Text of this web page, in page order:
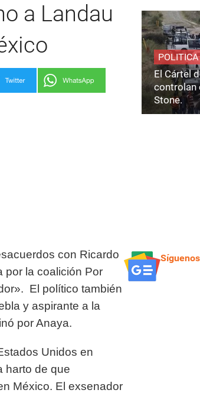
a Landau
con Ricardo
por la coalición Por
El político también
y aspirante a la
por Anaya.
Unidos en
harto de que
México. El exsenador
POLITICA
El Cártel
controlan
Stone.